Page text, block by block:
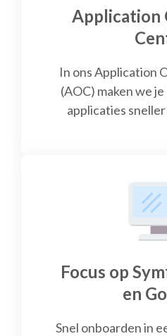
Application
In ons Application
(AOC) maken we
applicaties
Focus op
en
Snel onboarden in